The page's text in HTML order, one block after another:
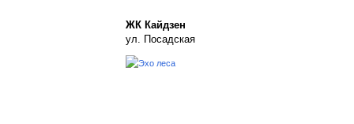
ЖК Кайдзен
ул. Посадская